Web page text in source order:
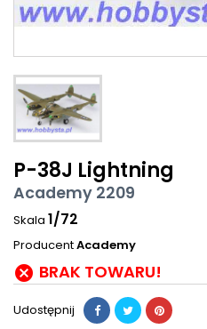
P-38J Lightning
Academy 2209
Skala 1/72
ProducentAcademy
 BRAK TOWARU!
Udostępnij